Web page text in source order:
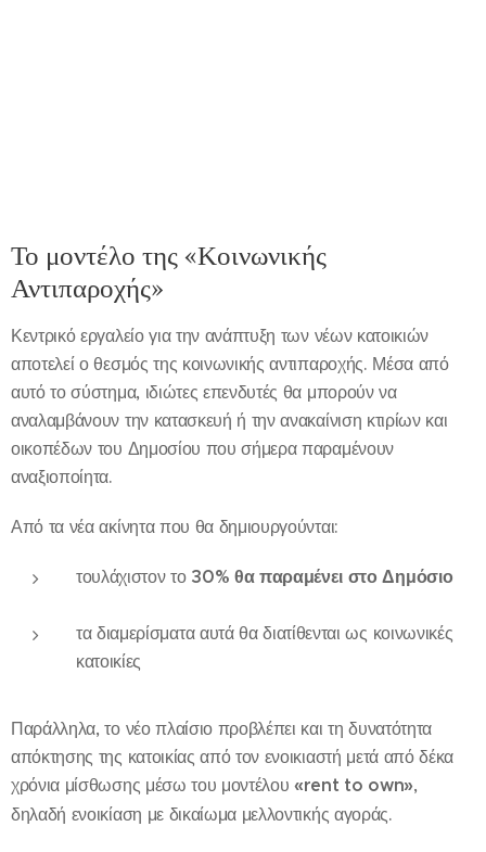
Το μοντέλο της «Κοινωνικής
Αντιπαροχής»
Κεντρικό εργαλείο για την ανάπτυξη των νέων κατοικιών
αποτελεί ο θεσμός της κοινωνικής αντιπαροχής. Μέσα από
αυτό το σύστημα, ιδιώτες επενδυτές θα μπορούν να
αναλαμβάνουν την κατασκευή ή την ανακαίνιση κτιρίων και
οικοπέδων του Δημοσίου που σήμερα παραμένουν
αναξιοποίητα.
Από τα νέα ακίνητα που θα δημιουργούνται:
τουλάχιστον το 30% θα παραμένει στο Δημόσιο
τα διαμερίσματα αυτά θα διατίθενται ως κοινωνικές
κατοικίες
Παράλληλα, το νέο πλαίσιο προβλέπει και τη δυνατότητα
απόκτησης της κατοικίας από τον ενοικιαστή μετά από δέκα
χρόνια μίσθωσης μέσω του μοντέλου«rent to own»,
δηλαδή ενοικίαση με δικαίωμα μελλοντικής αγοράς.